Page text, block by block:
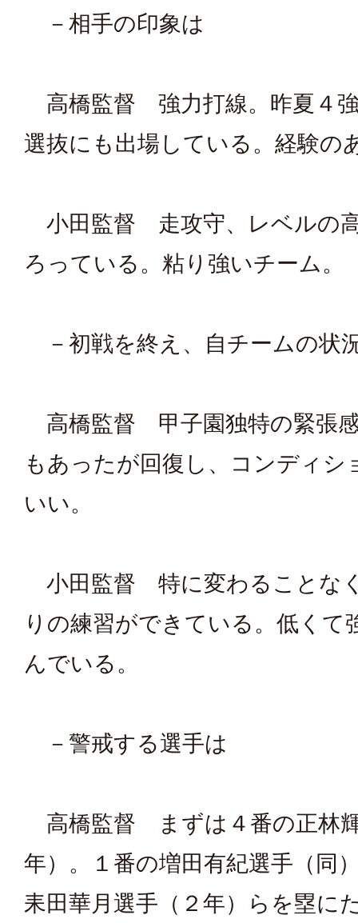
－相手の印象は
高橋監督 強力打線。昨夏４
選抜にも出場している。経験の
小田監督 走攻守、レベルの
ろっている。粘り強いチーム。
－初戦を終え、自チームの状
高橋監督 甲子園独特の緊張
もあったが回復し、コンディシ
いい。
小田監督 特に変わることな
りの練習ができている。低くて
んでいる。
－警戒する選手は
高橋監督 まずは４番の正林
年）。１番の増田有紀選手（同
耒田華月選手（２年）らを塁に